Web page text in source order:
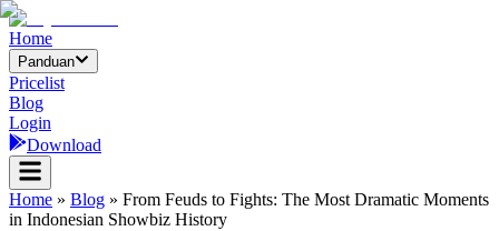
Home
Panduan
Pricelist
Blog
Login
Download
Home » Blog » From Feuds to Fights: The Most Dramatic Moments
in Indonesian Showbiz History